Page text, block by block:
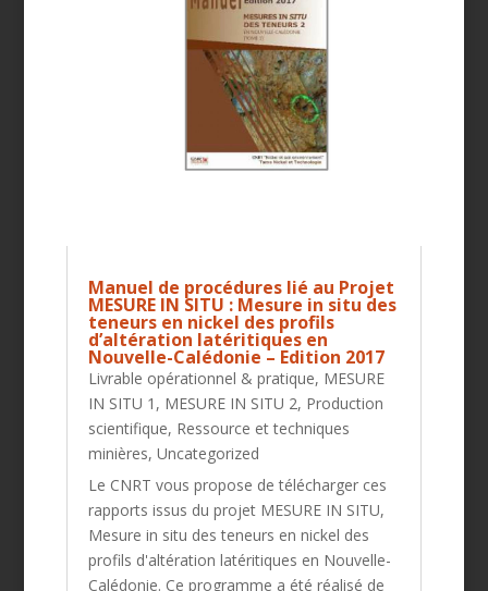
Manuel de procédures lié au Projet
MESURE IN SITU : Mesure in situ des
teneurs en nickel des profils
d’altération latéritiques en
Nouvelle-Calédonie – Edition 2017
Livrable opérationnel & pratique, MESURE
IN SITU 1 , MESURE IN SITU 2, Production
scientifique, Ressource et techniques
minières, Uncategorized
Le CNRT vous propose de télécharger ces
rapports issus du projet MESURE IN SITU,
Mesure in situ des teneurs en nickel des
profils d'altération latéritiques en Nouvelle-
Calédonie. Ce programme a été réalisé de